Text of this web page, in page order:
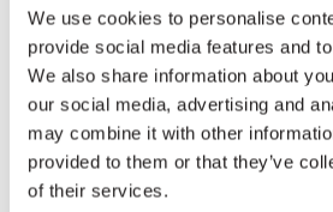
We use cookies to personalise
provide social media features and
We also share information about
our social media, advertising and
may combine it with other
provided to them or that they’ve
of their services.
REGISTREREN
E-mailadres *Vereist